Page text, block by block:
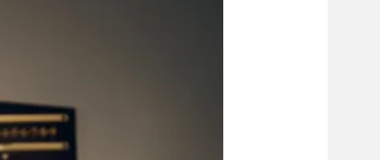
רשיון להקרנה פומבית לבית עסק